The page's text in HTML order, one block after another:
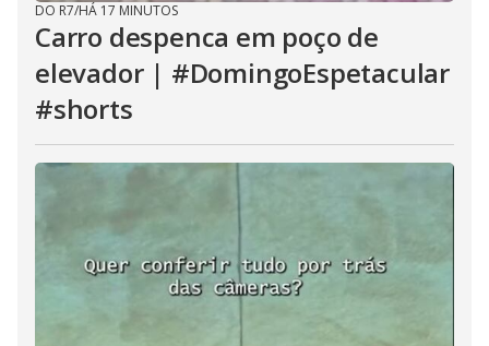
DO R7/HÁ 17 MINUTOS
Carro despenca em poço de
elevador | #DomingoEspetacular
#shorts